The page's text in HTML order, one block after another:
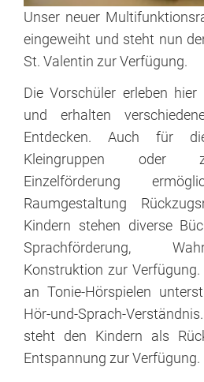
St.
Franziskus
Schule
Fachdienst
Heilpädagogische
Tagesgruppe
Wohnstätten
Außenwohnungen
(AWG)
Ambulantes
Wohnen
(wbW)
Unser neuer
eingeweiht und steht nun
St. Valentin zur Verfügung.
Die Vorschüler erleben
und erhalten
Entdecken. Auch für
Kleingruppen oder
Einzelförderung
Raumgestaltung
Kindern stehen diverse
Sprachförderung,
Konstruktion zur
an Tonie-Hörspielen
Hör-und-Sprach-
steht den Kindern als
Entspannung zur Verfügung.